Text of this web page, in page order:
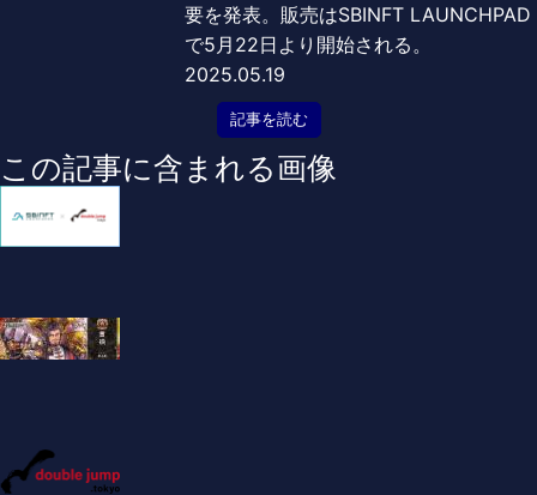
要を発表。販売はSBINFT LAUNCHPAD
で5月22日より開始される。
2025.05.19
記事を読む
この記事に含まれる画像